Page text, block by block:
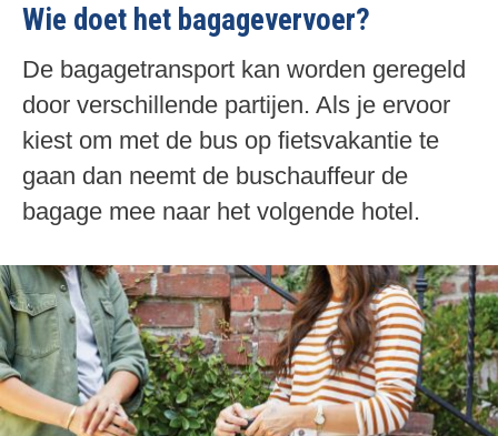
Wie doet het bagagevervoer?
De bagagetransport kan worden geregeld
door verschillende partijen. Als je ervoor
kiest om met de bus op fietsvakantie te
gaan dan neemt de buschauffeur de
bagage mee naar het volgende hotel.